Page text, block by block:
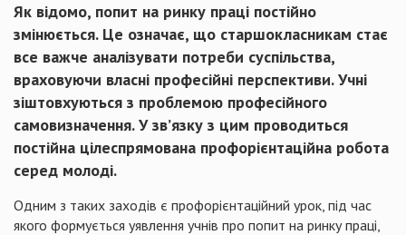
Як відомо, попит на ринку праці постійно
змінюється. Це означає, що старшокласникам стає
все важче аналізувати потреби суспільства,
враховуючи власні професійні перспективи. Учні
зіштовхуються з проблемою професійного
самовизначення. У зв’язку з цим проводиться
постійна цілеспрямована профорієнтаційна робота
серед молоді.
Одним з таких заходів є профорієнтаційний урок, під час
якого формується уявлення учнів про попит на ринку праці,